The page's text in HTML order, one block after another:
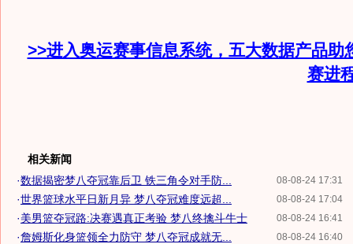
>>进入奥运赛事信息系统，五大数据产品助
赛进
相关新闻
08-08-24 17:31
·数据揭密梦八夺冠靠后卫 铁三角令对手防...
08-08-24 17:04
·世界篮球水平日新月异 梦八夺冠难度远超...
08-08-24 16:41
·美男篮夺冠路:决赛遇真正考验 梦八终擒斗牛士
08-08-24 16:40
·詹姆斯化身篮领全力防守 梦八夺冠成就无...